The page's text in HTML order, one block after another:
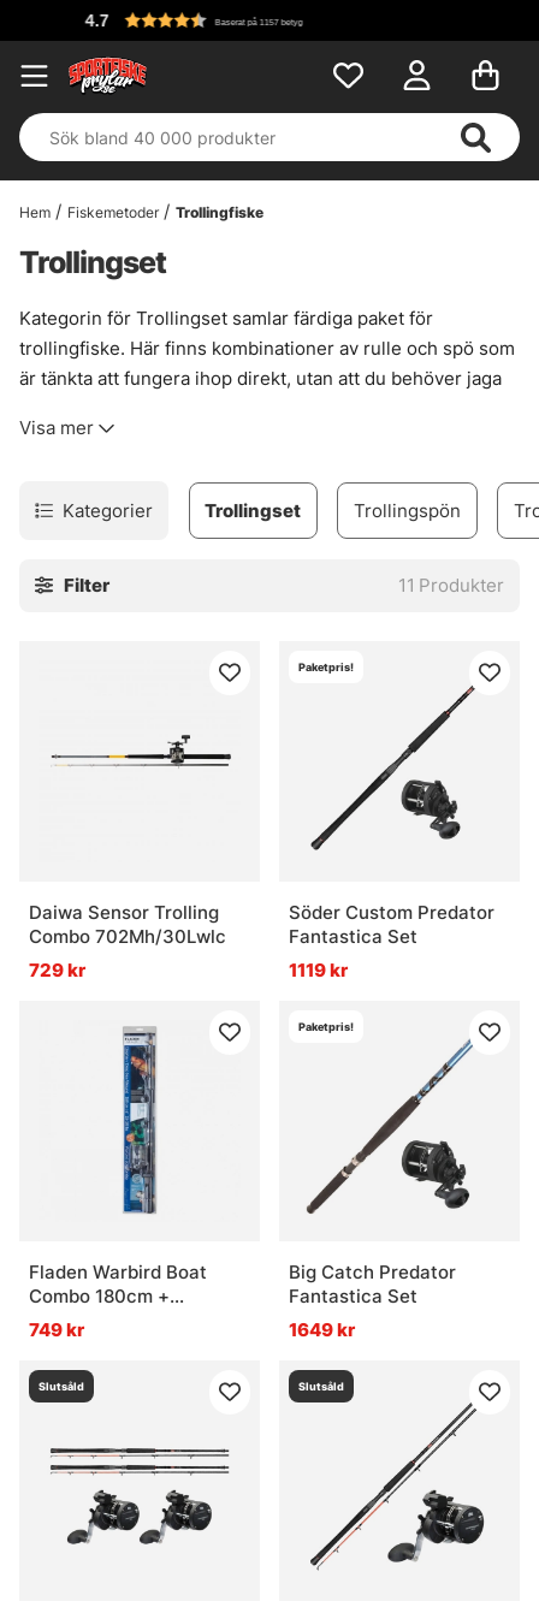
Baserat på 1157 betyg
Hem Fiskemetoder Trollingfiske
Trollingset
Kategorin för Trollingset samlar färdiga paket för
trollingfiske. Här finns kombinationer av rulle och spö som
är tänkta att fungera ihop direkt, utan att du behöver jaga
snårigt, alltså.
att komma igång med, men ändå hålla för långa pass, tunga
beten och ett fiske där känslan i grejerna faktiskt spelar
ge en rakare väg till vattnet, och mindre tid med huvudbry
Seten är valda för att göra det lättare att hitta en
balanserad kombo, oavsett om det handlar om första
riggen eller ett nytt upplägg till båtens akter.
Vad är ett trollingset?
Vad är fördelen med att köpa ett trollingset?
Vad är ett bra trollingset till?
Visa mer
Kategorier Trollingspön
Trollingset
Filter 11 Produkter
Daiwa Sensor Trolling
Combo 702Mh/30Lwlc
729 kr
Paketpris!
Söder Custom Predator
Fantastica Set
1119 kr
Fladen Warbird Boat
Combo 180cm +
Chieftain 30 w. Line
749 kr
Paketpris!
Big Catch Predator
Fantastica Set
1649 kr
Slutsåld Slutsåld